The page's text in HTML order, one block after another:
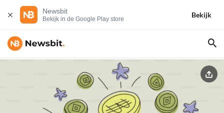
Newsbit
Bekijk in de Google Play store
Bekijk